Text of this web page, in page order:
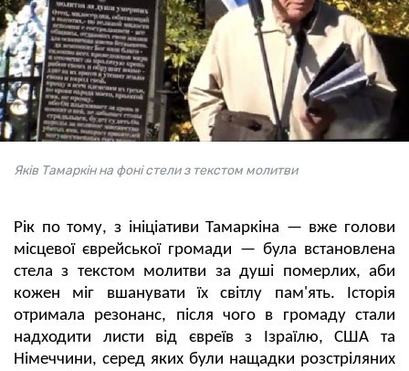
Яків Тамаркін на фоні стели з текстом молитви
Рік по тому, з ініціативи Тамаркіна — вже голови
місцевої єврейської громади — була встановлена
стела з текстом молитви за душі померлих, аби
кожен міг вшанувати їх світлу пам'ять. Історія
отримала резонанс, після чого в громаду стали
надходити листи від євреїв з Ізраїлю, США та
Німеччини, серед яких були нащадки розстріляних